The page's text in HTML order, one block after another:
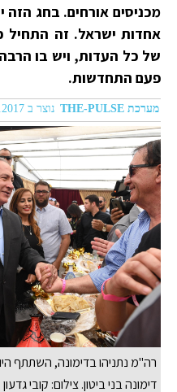
מכניסים אורחים. בחג
אחדות ישראל. זה
של כל העדות, ויש בו
פעם התחדשות.
מערכת THE-PULSE נוצר ב 18.04.2017 03:04
רה"מ נתניהו בדימונה, השתתף
דימונה בני ביטון. צילום: קובי גדעון